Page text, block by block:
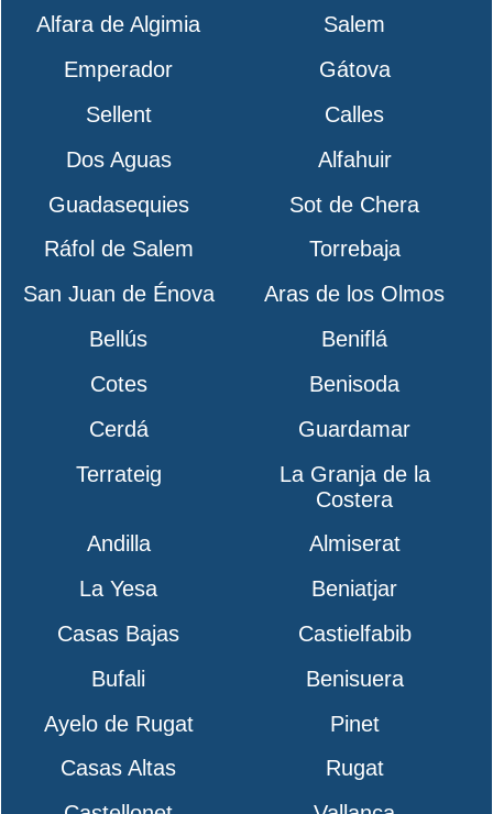
Alfara de Algimia
Salem
Emperador
Gátova
Sellent
Calles
Dos Aguas
Alfahuir
Guadasequies
Sot de Chera
Ráfol de Salem
Torrebaja
San Juan de Énova
Aras de los Olmos
Bellús
Beniflá
Cotes
Benisoda
Cerdá
Guardamar
Terrateig
La Granja de la
Costera
Andilla
Almiserat
La Yesa
Beniatjar
Casas Bajas
Castielfabib
Bufali
Benisuera
Ayelo de Rugat
Pinet
Casas Altas
Rugat